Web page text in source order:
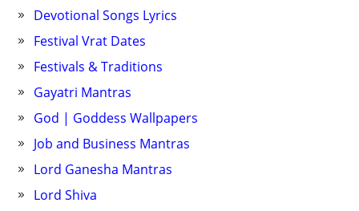
Devotional Songs Lyrics
Festival Vrat Dates
Festivals & Traditions
Gayatri Mantras
God | Goddess Wallpapers
Job and Business Mantras
Lord Ganesha Mantras
Lord Shiva